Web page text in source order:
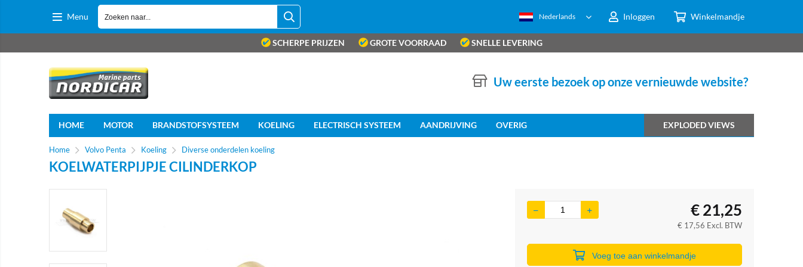
Menu Inloggen Winkelmandje
Nederlands
SCHERPE PRIJZEN GROTE VOORRAAD SNELLE LEVERING
Uw eerste bezoek op onze vernieuwde website?
HOME MOTOR BRANDSTOFSYSTEEM KOELING ELECTRISCH SYSTEEM AANDRIJVING OVERIG EXPLODED VIEWS
Home Volvo Penta Koeling Diverse onderdelen koeling
KOELWATERPIJPJE CILINDERKOP
€21,25
€ 17,56 Excl. BTW
Voeg toe aan winkelmandje